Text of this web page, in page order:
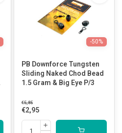
-50%
PB Downforce Tungsten
Sliding Naked Chod Bead
1.5 Gram & Big Eye P/3
€5,85
€2,95